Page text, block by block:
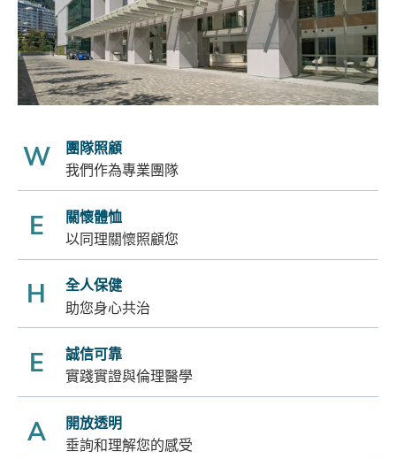
W
團隊照顧
我們作為專業團隊
E
關懷體恤
以同理關懷照顧您
H
全人保健
助您身心共治
E
誠信可靠
實踐實證與倫理醫學
A
開放透明
垂詢和理解您的感受